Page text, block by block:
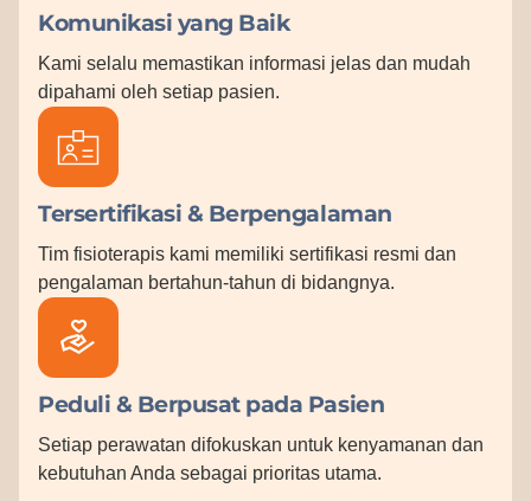
Komunikasi yang Baik
Kami selalu memastikan informasi jelas dan mudah
dipahami oleh setiap pasien.
Tersertifikasi & Berpengalaman
Tim fisioterapis kami memiliki sertifikasi resmi dan
pengalaman bertahun-tahun di bidangnya.
Peduli & Berpusat pada Pasien
Setiap perawatan difokuskan untuk kenyamanan dan
kebutuhan Anda sebagai prioritas utama.